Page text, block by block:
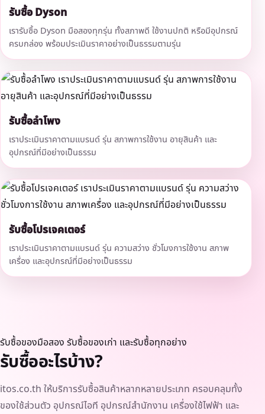
รับซื้อ Dyson
เรารับซื้อ Dyson มือสองทุกรุ่น ทั้งสภาพดี ใช้งานปกติ หรือมีอุปกรณ์
ครบกล่อง พร้อมประเมินราคาอย่างเป็นธรรมตามรุ่น
รับซื้อลำโพง
เราประเมินราคาตามแบรนด์ รุ่น สภาพการใช้งาน อายุสินค้า และ
อุปกรณ์ที่มีอย่างเป็นธรรม
รับซื้อโปรเจคเตอร์
เราประเมินราคาตามแบรนด์ รุ่น ความสว่าง ชั่วโมงการใช้งาน สภาพ
เครื่อง และอุปกรณ์ที่มีอย่างเป็นธรรม
รับซื้อของมือสอง รับซื้อของเก่า และรับซื้อทุกอย่าง
รับซื้ออะไรบ้าง?
itos.co.th ให้บริการรับซื้อสินค้าหลากหลายประเภท ครอบคลุมทั้ง
ของใช้ส่วนตัว อุปกรณ์ไอที อุปกรณ์สำนักงาน เครื่องใช้ไฟฟ้า และ